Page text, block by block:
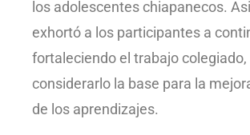
los adolescentes chiapanecos.
exhortó a los participantes a
fortaleciendo el trabajo colegiado,
considerarlo la base para la
de los aprendizajes.